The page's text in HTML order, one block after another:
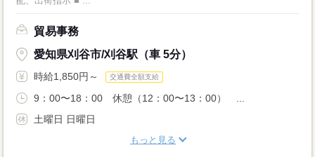
貿易事務
愛知県刈谷市/刈谷駅（車 5分）
時給1,850円～ 交通費全額支給
9：00〜18：00 休憩（12：00〜13：00） ...
土曜日 日曜日
もっと見る